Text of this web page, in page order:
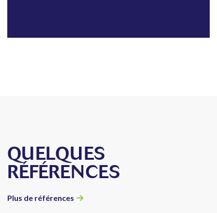
QUELQUES
RÉFÉRENCES
Plus de références